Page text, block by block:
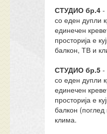
СТУДИО бр.4 -
со еден дупли
единечен
просторија е
балкон, ТВ и
СТУДИО бр.5 -
со еден дупли
единечен
просторија е
балкон
клима.